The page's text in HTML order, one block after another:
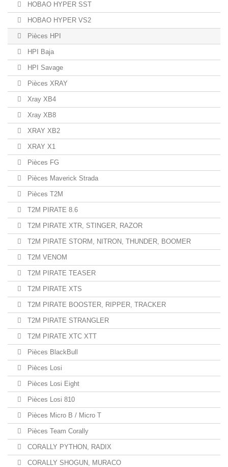
HOBAO HYPER SST
HOBAO HYPER VS2
Pièces HPI
HPI Baja
HPI Savage
Pièces XRAY
Xray XB4
Xray XB8
XRAY XB2
XRAY X1
Pièces FG
Pièces Maverick Strada
Pièces T2M
T2M PIRATE 8.6
T2M PIRATE XTR, STINGER, RAZOR
T2M PIRATE STORM, NITRON, THUNDER, BOOMER
T2M VENOM
T2M PIRATE TEASER
T2M PIRATE XTS
T2M PIRATE BOOSTER, RIPPER, TRACKER
T2M PIRATE STRANGLER
T2M PIRATE XTC XTT
Pièces BlackBull
Pièces Losi
Pièces Losi Eight
Pièces Losi 810
Pièces Micro B / Micro T
Pièces Team Corally
CORALLY PYTHON, RADIX
CORALLY SHOGUN, MURACO